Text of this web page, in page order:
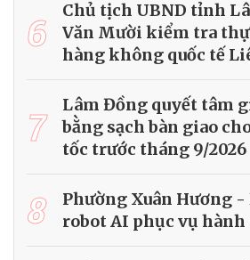
6
Chủ tịch UBND tỉnh
Văn Mười kiểm tra
hàng không quốc tế
7
Lâm Đồng quyết tâm
bằng sạch bàn giao
tốc trước tháng 9/2026
8
Phường Xuân Hương -
robot AI phục vụ